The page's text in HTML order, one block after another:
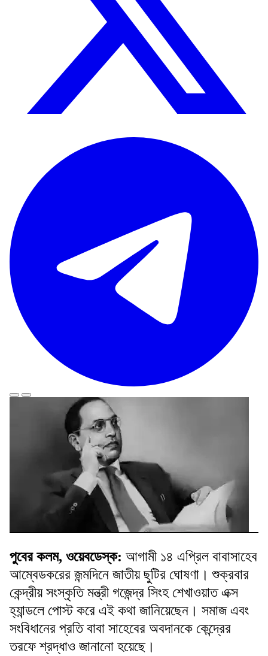
পুবের কলম, ওয়েবডেস্ক: আগামী ১৪ এপ্রিল বাবাসাহেব
আম্বেডকরের জন্মদিনে জাতীয় ছুটির ঘোষণা। শুক্রবার
কেন্দ্রীয় সংস্কৃতি মন্ত্রী গজেন্দ্র সিংহ শেখাওয়াত এক্স
হ্যান্ডলে পোস্ট করে এই কথা জানিয়েছেন। সমাজ এবং
সংবিধানের প্রতি বাবা সাহেবের অবদানকে কেন্দ্রের
তরফে শ্রদ্ধাও জানানো হয়েছে।